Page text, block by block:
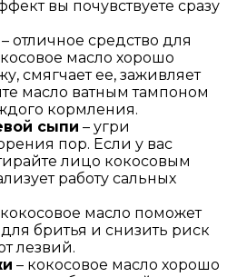
вы почувствуете сразу
– отличное средство для
масло хорошо
смягчает ее, заживляет
масло ватным тампоном
кормления.
сыпи – угри
пор. Если у вас
лицо кокосовым
работу сальных
масло поможет
бритья и снизить риск
лезвий.
– кокосовое масло хорошо